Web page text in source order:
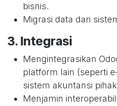
bisnis.
Migrasi data dari
3. Integrasi
Mengintegrasikan
platform lain (seperti
sistem akuntansi
Menjamin